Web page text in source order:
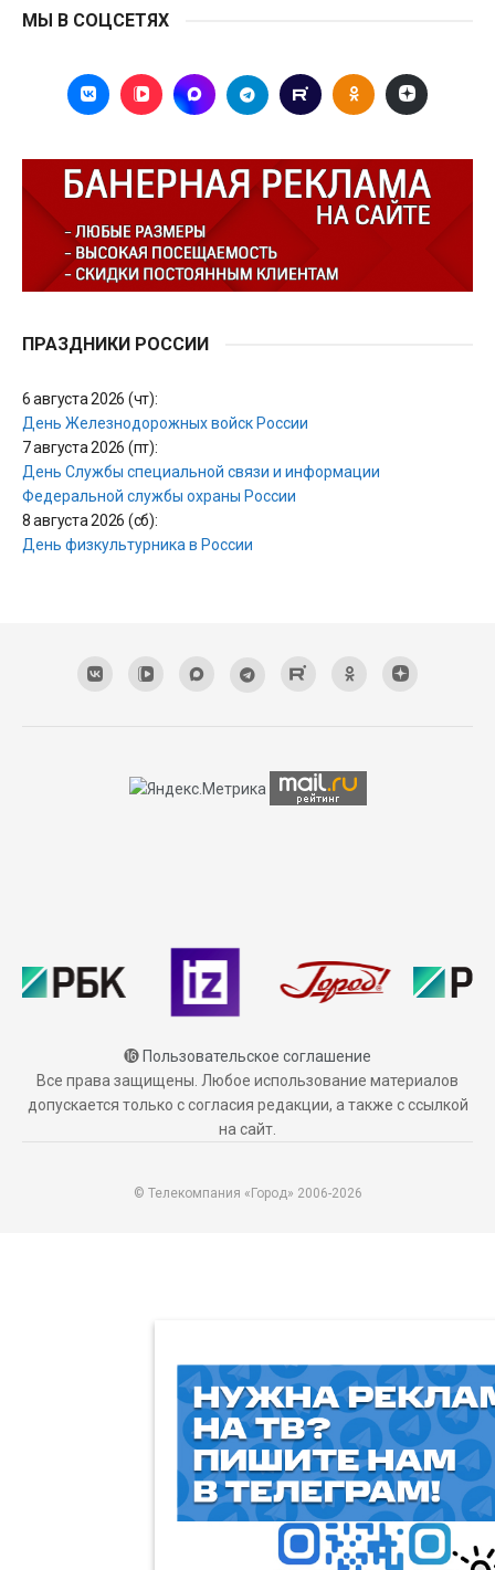
МЫ В СОЦСЕТЯХ
ПРАЗДНИКИ РОССИИ
6 августа 2026 (чт):
День Железнодорожных войск России
7 августа 2026 (пт):
День Службы специальной связи и информации
Федеральной службы охраны России
8 августа 2026 (сб):
День физкультурника в России
⓰ Пользовательское соглашение
Все права защищены. Любое использование материалов
допускается только с согласия редакции, а также с ссылкой
на сайт.
© Телекомпания «Город» 2006-2026